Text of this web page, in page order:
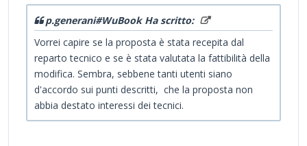
p.generani#WuBook Ha scritto:
Vorrei capire se la proposta è stata recepita dal
reparto tecnico e se è stata valutata la fattibilità della
modifica. Sembra, sebbene tanti utenti siano
d'accordo sui punti descritti, che la proposta non
abbia destato interessi dei tecnici.